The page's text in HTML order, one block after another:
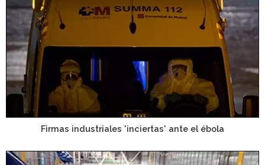
Firmas industriales 'inciertas' ante el ébola